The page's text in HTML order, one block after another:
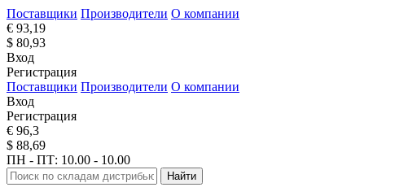
Поставщики Производители О компании
€ 93,19
$ 80,93
Вход
Регистрация
Поставщики Производители О компании
Вход
Регистрация
€ 96,3
$ 88,69
ПН - ПТ: 10.00 - 10.00
Найти